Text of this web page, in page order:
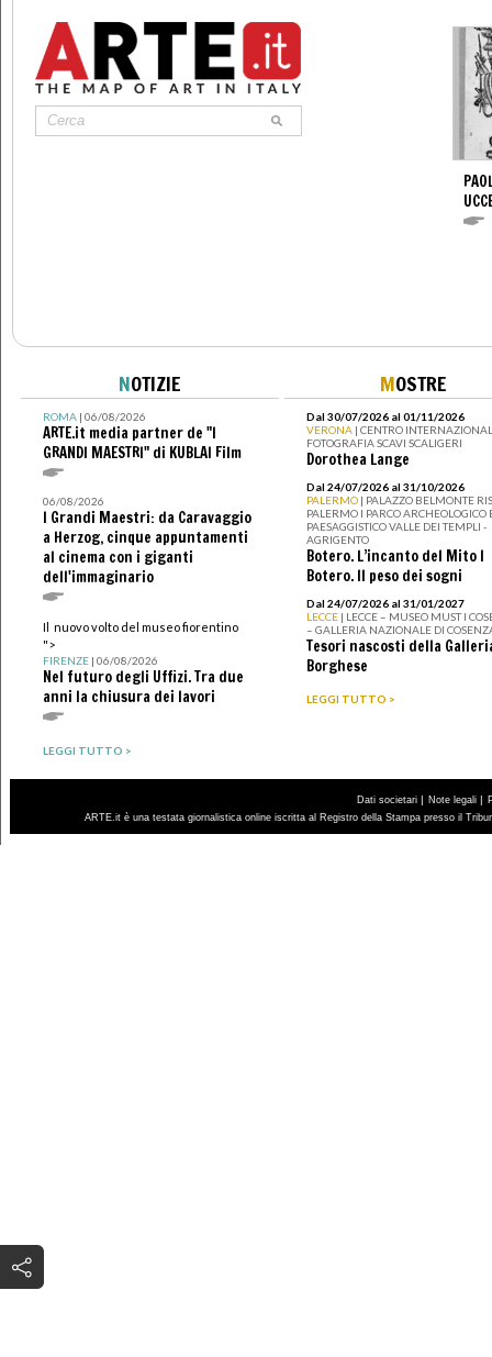
NOTIZIE
ROMA| 06/08/2026
ARTE.it media partner de "I
GRANDI MAESTRI" di KUBLAI Film
06/08/2026
I Grandi Maestri: da Caravaggio
a Herzog, cinque appuntamenti
al cinema con i giganti
dell'immaginario
Il nuovo volto del museo fiorentino
">
FIRENZE| 06/08/2026
Nel futuro degli Uffizi. Tra due
anni la chiusura dei lavori
LEGGI TUTTO >
MOSTRE
Dal 30/07/2026 al 01/11/2026
VERONA | CENTRO
FOTOGRAFIA SCAVI SCALIGERI
Dorothea Lange
Dal 24/07/2026 al 31/10/2026
PALERMO | PALAZZO BELMONTE
PALERMO I PARCO ARCHEOLOGICO
PAESAGGISTICO VALLE DEI TEMPLI -
AGRIGENTO
Botero. L’incanto del Mito I
Botero. Il peso dei sogni
Dal 24/07/2026 al 31/01/2027
LECCE | LECCE – MUSEO MUST I
– GALLERIA NAZIONALE DI
Tesori nascosti della
Borghese
LEGGI TUTTO >
Dati societari | Note legali |
ARTE.it è una testata giornalistica online iscritta al Registro della Stampa presso il